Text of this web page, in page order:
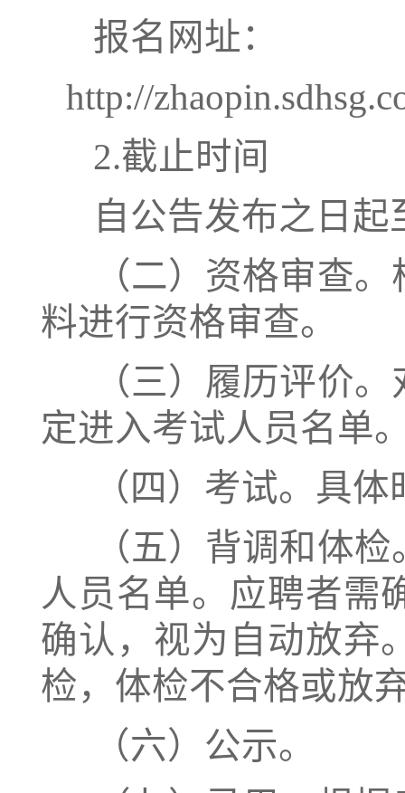
报名网址：
http://
2.截止时间
自公告发布之日起
（二）资格审查。
料进行资格审查。
（三）履历评价。
定进入考试人员名单
（四）考试。具体
（五）背调和体检
人员名单。应聘者需
确认，视为自动放弃
检，体检不合格或放
（六）公示。